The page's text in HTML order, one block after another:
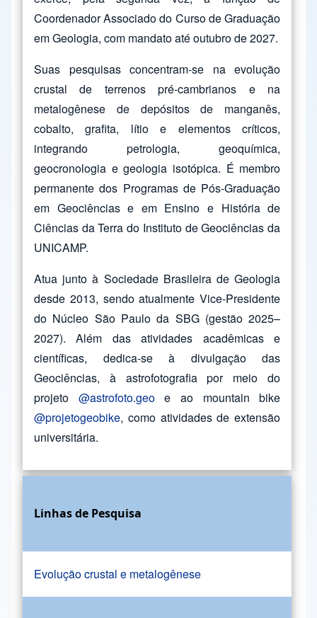
Coordenador Associado do Curso de Graduação
em Geologia, com mandato até outubro de 2027.
Suas pesquisas concentram-se na evolução
crustal de terrenos pré-cambrianos e na
metalogênese de depósitos de manganês,
cobalto, grafita, lítio e elementos críticos,
integrando petrologia, geoquímica,
geocronologia e geologia isotópica. É membro
permanente dos Programas de Pós-Graduação
em Geociências e em Ensino e História de
Ciências da Terra do Instituto de Geociências da
UNICAMP.
Atua junto à Sociedade Brasileira de Geologia
desde 2013, sendo atualmente Vice-Presidente
do Núcleo São Paulo da SBG (gestão 2025–
2027). Além das atividades acadêmicas e
científicas, dedica-se à divulgação das
Geociências, à astrofotografia por meio do
projeto @astrofoto.geoe ao mountain bike
@projetogeobike, como atividades de extensão
universitária.
Linhas de Pesquisa
Evolução crustal e metalogênese